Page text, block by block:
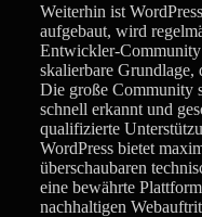
Weiterhin ist
aufgebaut, wird
Entwickler-Community
skalierbare Grundlage,
Die große Community
schnell erkannt und
qualifizierte
WordPress bietet
überschaubaren
eine bewährte
nachhaltigen